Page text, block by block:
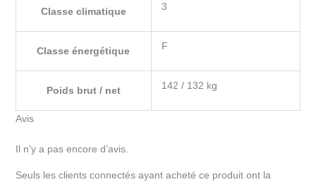
Classe climatique 3
Classe énergétique F
Poids brut / net 142 / 132 kg
Avis
Il n’y a pas encore d’avis.
Seuls les clients connectés ayant acheté ce produit ont la